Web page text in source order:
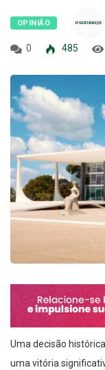
OPINIÃO
0 485
Uma decisão
uma vitória